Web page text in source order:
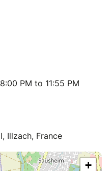
PM to 11:55 PM
Illzach, France
+